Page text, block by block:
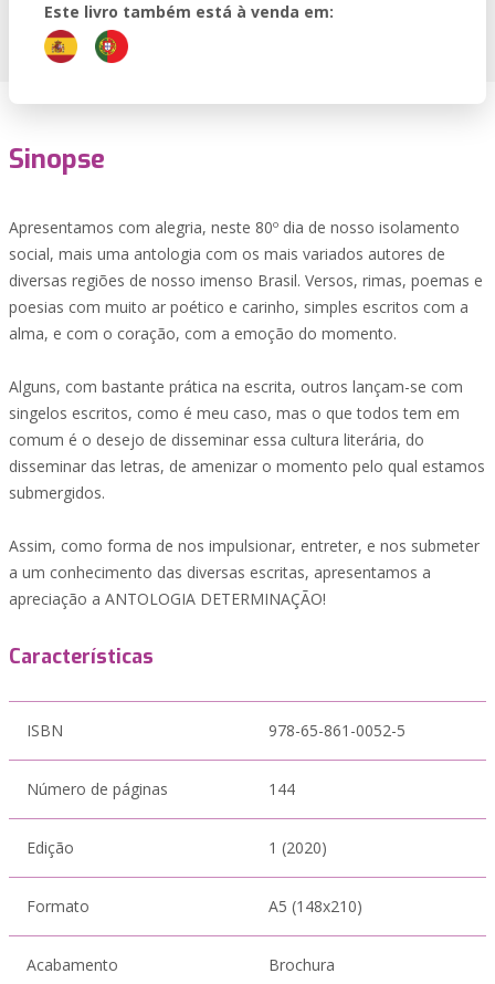
Este livro também está à venda em:
Sinopse
Apresentamos com alegria, neste 80º dia de nosso isolamento
social, mais uma antologia com os mais variados autores de
diversas regiões de nosso imenso Brasil. Versos, rimas, poemas e
poesias com muito ar poético e carinho, simples escritos com a
alma, e com o coração, com a emoção do momento.
Alguns, com bastante prática na escrita, outros lançam-se com
singelos escritos, como é meu caso, mas o que todos tem em
comum é o desejo de disseminar essa cultura literária, do
disseminar das letras, de amenizar o momento pelo qual estamos
submergidos.
Assim, como forma de nos impulsionar, entreter, e nos submeter
a um conhecimento das diversas escritas, apresentamos a
apreciação a ANTOLOGIA DETERMINAÇÃO!
Características
ISBN 978-65-861-0052-5
Número de páginas 144
Edição 1 (2020)
Formato A5 (148x210)
Acabamento Brochura